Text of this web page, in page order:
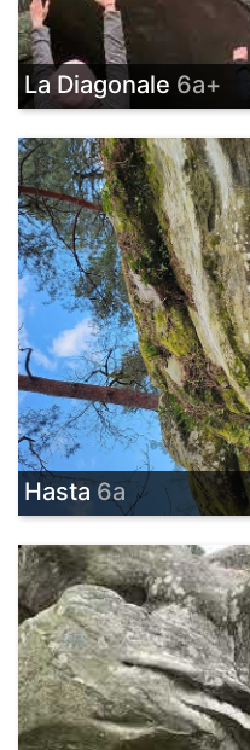
La Diagonale 6a+
Hasta 6a